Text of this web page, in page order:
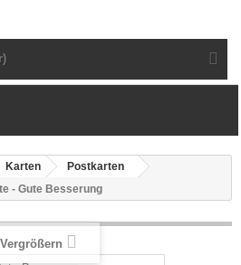
Karten
Postkarten
- Gute Besserung
Vergrößern